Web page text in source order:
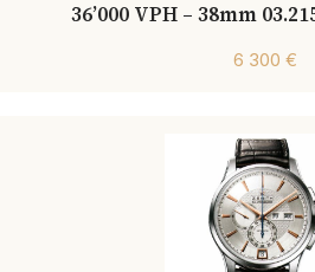
36’000 VPH – 38mm
6 300 €